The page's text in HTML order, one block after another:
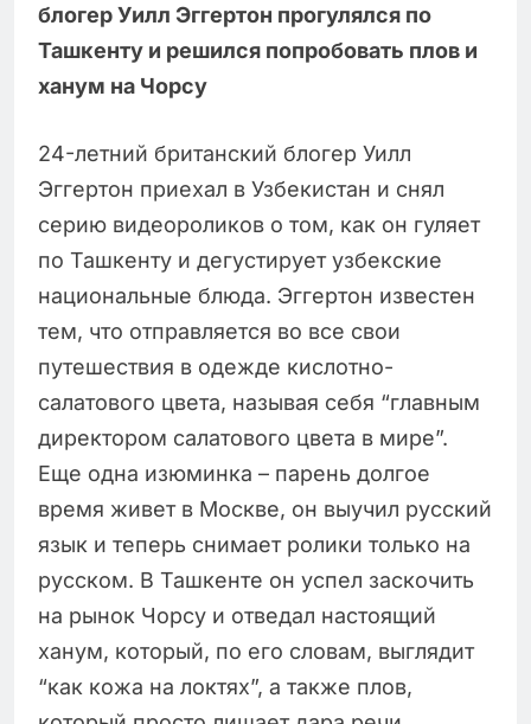
блогер Уилл Эггертон прогулялся по
Ташкенту и решился попробовать плов и
ханум на Чорсу
24-летний британский блогер Уилл
Эггертон приехал в Узбекистан и снял
серию видеороликов о том, как он гуляет
по Ташкенту и дегустирует узбекские
национальные блюда. Эггертон известен
тем, что отправляется во все свои
путешествия в одежде кислотно-
салатового цвета, называя себя “главным
директором салатового цвета в мире”.
Еще одна изюминка – парень долгое
время живет в Москве, он выучил русский
язык и теперь снимает ролики только на
русском. В Ташкенте он успел заскочить
на рынок Чорсу и отведал настоящий
ханум, который, по его словам, выглядит
“как кожа на локтях”, а также плов,